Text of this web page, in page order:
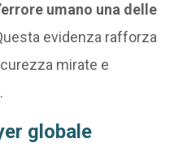
umano una delle
evidenza rafforza
mirate e
globale